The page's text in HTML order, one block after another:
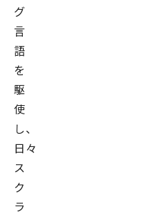
グ
言
語
を
駆
使
し、
日々
ス
ク
ラ